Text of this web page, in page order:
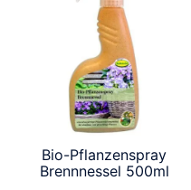
Bio-Pflanzenspray
Brennnessel 500ml